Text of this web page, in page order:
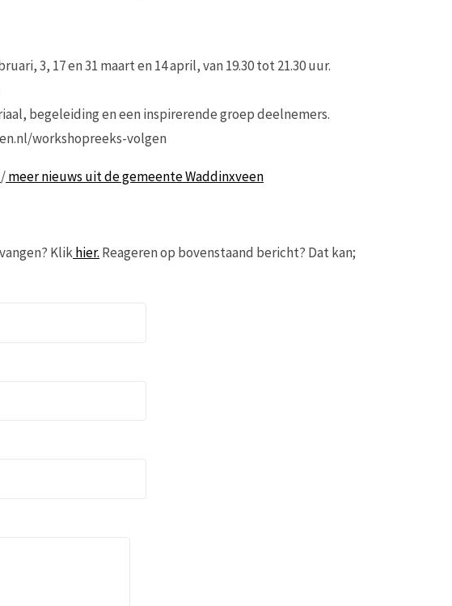
3, 17 en 31 maart en 14 april, van 19.30 tot 21.30 uur.
begeleiding en een inspirerende groep deelnemers.
workshopreeks-volgen
/meer nieuws uit de gemeente Waddinxveen
Klikhier. Reageren op bovenstaand bericht? Dat kan;